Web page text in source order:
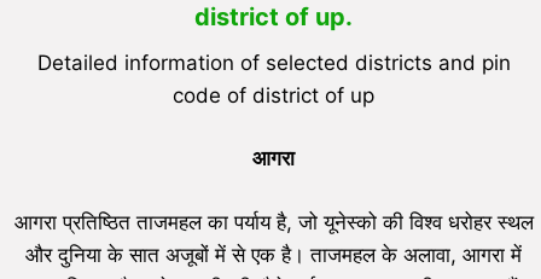
district of up.
Detailed information of selected districts and pin
code of district of up
आगरा
आगरा प्रतिष्ठित ताजमहल का पर्याय है, जो यूनेस्को की विश्व धरोहर स्थल
और दुनिया के सात अजूबों में से एक है। ताजमहल के अलावा, आगरा में